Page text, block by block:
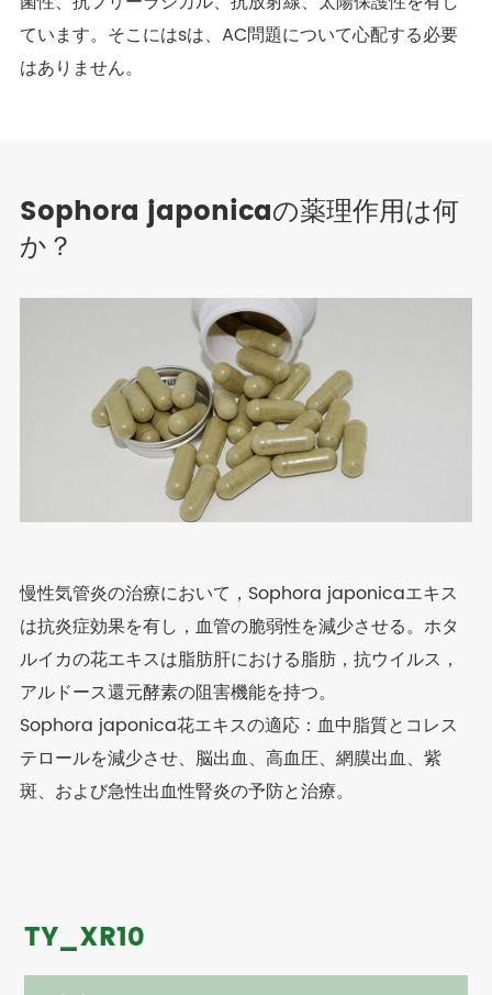
ています。そこにはsは、AC問題について心配する必要
はありません。
Sophora japonicaの薬理作用は何
か？
慢性気管炎の治療において，Sophora japonicaエキス
は抗炎症効果を有し，血管の脆弱性を減少させる。ホタ
ルイカの花エキスは脂肪肝における脂肪，抗ウイルス，
アルドース還元酵素の阻害機能を持つ。
Sophora japonica花エキスの適応：血中脂質とコレス
テロールを減少させ、脳出血、高血圧、網膜出血、紫
斑、および急性出血性腎炎の予防と治療。
TY_XR10